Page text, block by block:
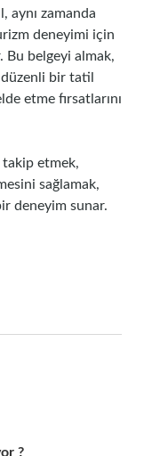
aynı zamanda
deneyimi için
belgeyi almak,
bir tatil
etme fırsatlarını
takip etmek,
sağlamak,
deneyim sunar.
?